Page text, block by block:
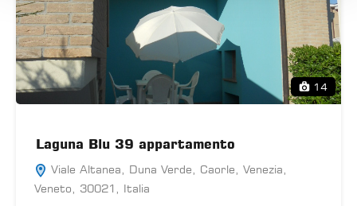
14
Laguna Blu 39 appartamento
Viale Altanea, Duna Verde, Caorle, Venezia,
Veneto, 30021, Italia